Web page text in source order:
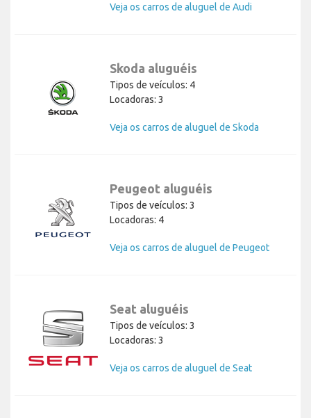
Veja os carros de aluguel de Audi
Skoda aluguéis
Tipos de veículos: 4
Locadoras: 3
Veja os carros de aluguel de Skoda
Peugeot aluguéis
Tipos de veículos: 3
Locadoras: 4
Veja os carros de aluguel de Peugeot
Seat aluguéis
Tipos de veículos: 3
Locadoras: 3
Veja os carros de aluguel de Seat